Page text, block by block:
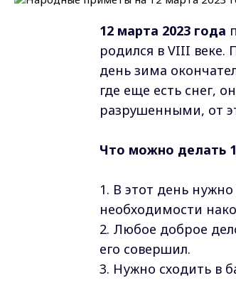
12 марта 2023 года
родился в VIII веке.
день зима
где еще есть снег,
разрушенными, от
Что можно делать
1. В этот день
необходимости
2. Любое доброе
его совершил.
3. Нужно сходить в